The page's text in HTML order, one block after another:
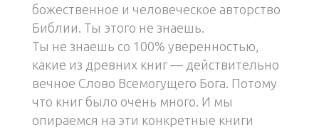
божественное и человеческое авторство
Библии. Ты этого не знаешь.
Ты не знаешь со 100% уверенностью,
какие из древних книг — действительно
вечное Слово Всемогущего Бога. Потому
что книг было очень много. И мы
опираемся на эти конкретные книги